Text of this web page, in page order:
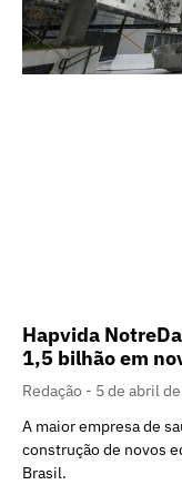
Hapvida
1,5 bilhão em
Redação
5 de abril
A maior empresa de
construção de novos
Brasil.